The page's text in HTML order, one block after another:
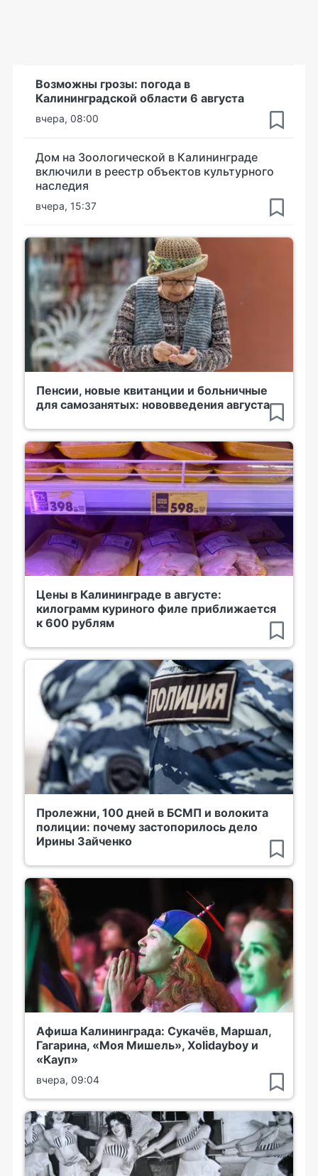
Возможны грозы: погода в
Калининградской области 6 августа
вчера, 08:00
Дом на Зоологической в Калининграде
включили в реестр объектов культурного
наследия
вчера, 15:37
Пенсии, новые квитанции и больничные
для самозанятых: нововведения августа
Цены в Калининграде в августе:
килограмм куриного филе приближается
к 600 рублям
Пролежни, 100 дней в БСМП и волокита
полиции: почему застопорилось дело
Ирины Зайченко
Афиша Калининграда: Сукачёв, Маршал,
Гагарина, «Моя Мишель», Xolidayboy и
«Кауп»
вчера, 09:04